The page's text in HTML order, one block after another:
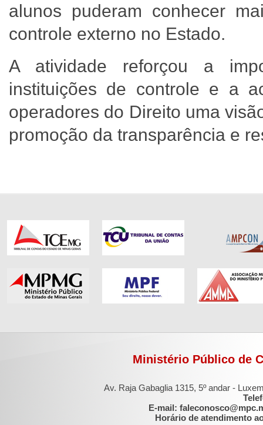
alunos puderam conhecer
controle externo no Estado.
A atividade reforçou a
instituições de controle e a
operadores do Direito uma
promoção da transparência e
Ministério Público de
Av. Raja Gabaglia 1315, 5º andar -
E-mail:
Horário de atendimento